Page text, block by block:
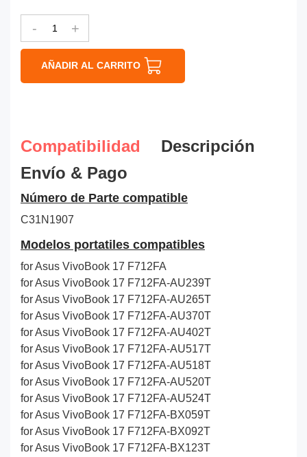
- +
AÑADIR AL CARRITO
Compatibilidad
Descripción
Envío & Pago
Número de Parte compatible
C31N1907
Modelos portatiles compatibles
for Asus VivoBook 17 F712FA
for Asus VivoBook 17 F712FA-AU239T
for Asus VivoBook 17 F712FA-AU265T
for Asus VivoBook 17 F712FA-AU370T
for Asus VivoBook 17 F712FA-AU402T
for Asus VivoBook 17 F712FA-AU517T
for Asus VivoBook 17 F712FA-AU518T
for Asus VivoBook 17 F712FA-AU520T
for Asus VivoBook 17 F712FA-AU524T
for Asus VivoBook 17 F712FA-BX059T
for Asus VivoBook 17 F712FA-BX092T
for Asus VivoBook 17 F712FA-BX123T